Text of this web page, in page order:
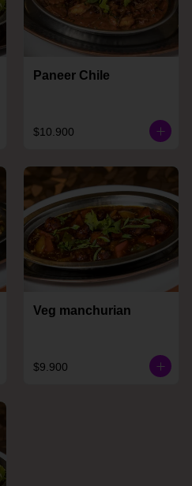
Paneer Chile
$10.900
Veg manchurian
$9.900